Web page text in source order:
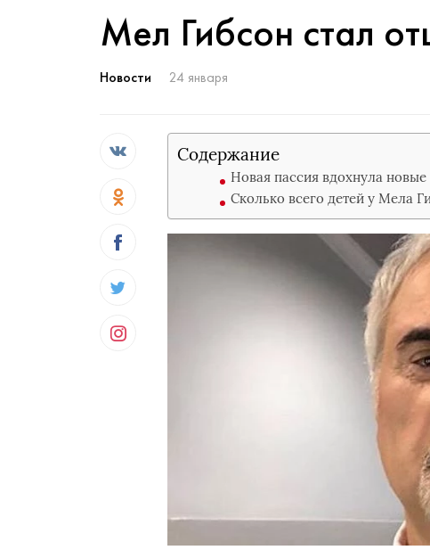
Мел Гибсон стал
Новости 24 января
Содержание
Новая пассия вдохнула
Сколько всего детей у Мела